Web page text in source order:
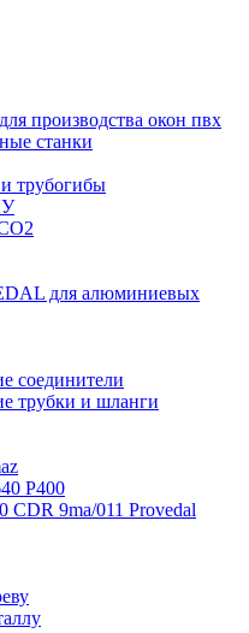
производства окон пвх
станки
трубогибы
для алюминиевых
соединители
трубки и шланги
P400
9ma/011 Provedal